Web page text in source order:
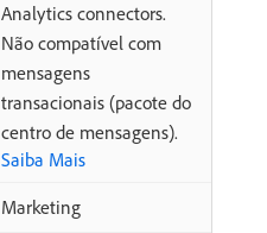
Analytics connectors.
Não compatível com
mensagens
transacionais (pacote do
centro de mensagens).
Saiba Mais
Marketing